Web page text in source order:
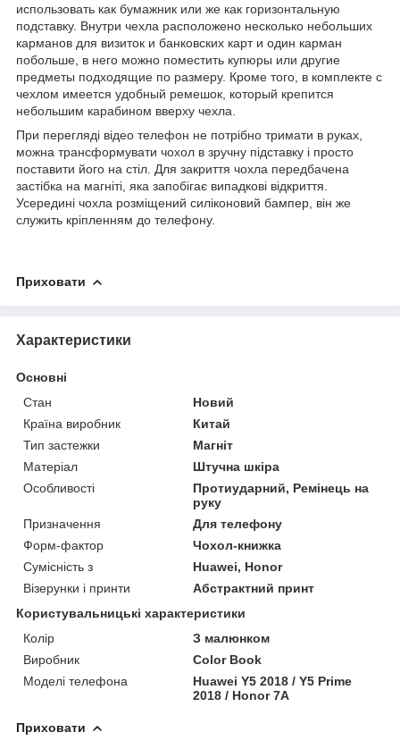
использовать как бумажник или же как горизонтальную
подставку. Внутри чехла расположено несколько небольших
карманов для визиток и банковских карт и один карман
побольше, в него можно поместить купюры или другие
предметы подходящие по размеру. Кроме того, в комплекте с
чехлом имеется удобный ремешок, который крепится
небольшим карабином вверху чехла.
При перегляді відео телефон не потрібно тримати в руках,
можна трансформувати чохол в зручну підставку і просто
поставити його на стіл. Для закриття чохла передбачена
застібка на магніті, яка запобігає випадкові відкриття.
Усередині чохла розміщений силіконовий бампер, він же
служить кріпленням до телефону.
Приховати
Характеристики
Основні
Стан
Новий
Країна виробник
Китай
Тип застежки
Магніт
Матеріал
Штучна шкіра
Особливості
Протиударний, Ремінець на
руку
Призначення
Для телефону
Форм-фактор
Чохол-книжка
Сумісність з
Huawei, Honor
Візерунки і принти
Абстрактний принт
Користувальницькі характеристики
Колір
З малюнком
Виробник
Color Book
Моделі телефона
Huawei Y5 2018 / Y5 Prime
2018 / Honor 7A
Приховати